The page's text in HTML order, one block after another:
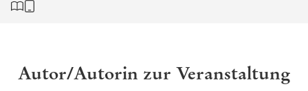
Autor/Autorin zur Veranstaltung